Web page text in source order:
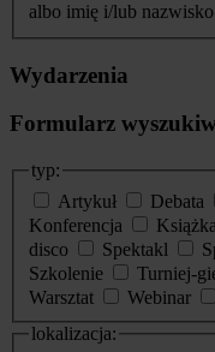
albo imię i/lub
Wydarzenia
Formularz
typ:
Artykuł
Debata
Konferencja
Książka
disco
Spektakl
Szkolenie
Turniej-
Warsztat
Webinar
lokalizacja: